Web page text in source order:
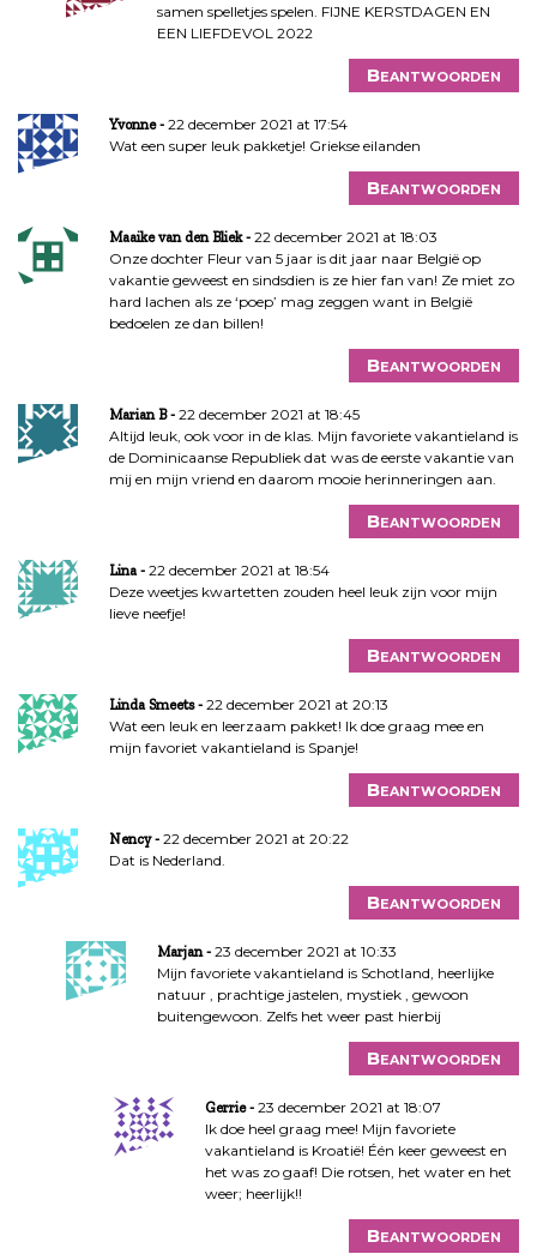
samen spelletjes spelen. FIJNE KERSTDAGEN EN
EEN LIEFDEVOL 2022
Beantwoorden
Yvonne
22 december 2021 at 17:54
Wat een super leuk pakketje! Griekse eilanden
Beantwoorden
Maaike van den Bliek
22 december 2021 at 18:03
Onze dochter Fleur van 5 jaar is dit jaar naar België op
vakantie geweest en sindsdien is ze hier fan van! Ze miet zo
hard lachen als ze ‘poep’ mag zeggen want in België
bedoelen ze dan billen!
Beantwoorden
Marian B
22 december 2021 at 18:45
Altijd leuk, ook voor in de klas. Mijn favoriete vakantieland is
de Dominicaanse Republiek dat was de eerste vakantie van
mij en mijn vriend en daarom mooie herinneringen aan.
Beantwoorden
Lina
22 december 2021 at 18:54
Deze weetjes kwartetten zouden heel leuk zijn voor mijn
lieve neefje!
Beantwoorden
Linda Smeets
22 december 2021 at 20:13
Wat een leuk en leerzaam pakket! Ik doe graag mee en
mijn favoriet vakantieland is Spanje!
Beantwoorden
Nency
22 december 2021 at 20:22
Dat is Nederland.
Beantwoorden
Marjan
23 december 2021 at 10:33
Mijn favoriete vakantieland is Schotland, heerlijke
natuur , prachtige jastelen, mystiek , gewoon
buitengewoon. Zelfs het weer past hierbij
Beantwoorden
Gerrie
23 december 2021 at 18:07
Ik doe heel graag mee! Mijn favoriete
vakantieland is Kroatië! Één keer geweest en
het was zo gaaf! Die rotsen, het water en het
weer; heerlijk!!
Beantwoorden